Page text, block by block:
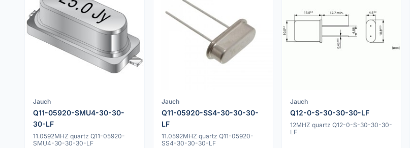
Jauch
Q11-05920-SMU4-30-30-
30-LF
11.0592MHZ quartz Q11-05920-
SMU4-30-30-30-LF
Jauch
Q11-05920-SS4-30-30-30-
LF
11.0592MHZ quartz Q11-05920-
SS4-30-30-30-LF
Jauch
Q12-0-S-30-30-30-LF
12MHZ quartz Q12-0-S-30-30-30-
LF